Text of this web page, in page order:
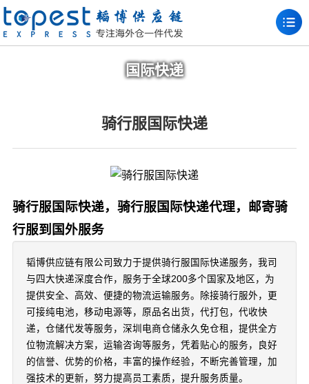
国际快递
骑行服国际快递
骑行服国际快递，骑行服国际快递代理，邮寄骑
行服到国外服务
韬博供应链有限公司致力于提供骑行服国际快递服务，我司
与四大快递深度合作，服务于全球200多个国家及地区，为
提供安全、高效、便捷的物流运输服务。除接骑行服外，更
可接纯电池，移动电源等，原品名出货，代打包，代收快
递，仓储代发等服务，深圳电商仓储永久免仓租，提供全方
位物流解决方案，运输咨询等服务，凭着贴心的服务，良好
的信誉、优势的价格，丰富的操作经验，不断完善管理，加
强技术的更新，努力提高员工素质，提升服务质量。